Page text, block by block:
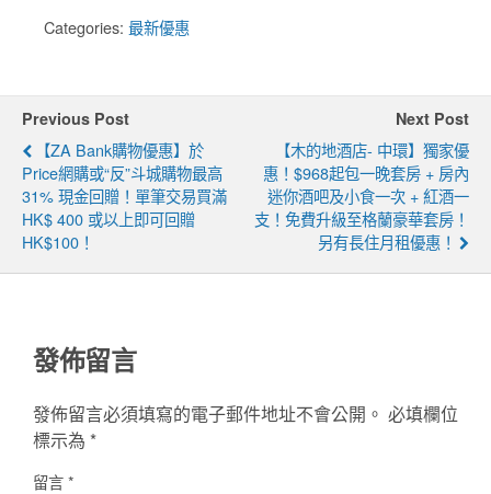
Categories: 最新優惠
Previous Post
【ZA Bank購物優惠】於
Price網購或“反”斗城購物最高
31% 現金回贈！單筆交易買滿
HK$ 400 或以上即可回贈
HK$100！
Next Post
【木的地酒店- 中環】獨家優
惠！$968起包一晚套房 + 房內
迷你酒吧及小食一次 + 紅酒一
支！免費升級至格蘭豪華套房！
另有長住月租優惠！
發佈留言
發佈留言必須填寫的電子郵件地址不會公開。 必填欄位
標示為 *
留言*